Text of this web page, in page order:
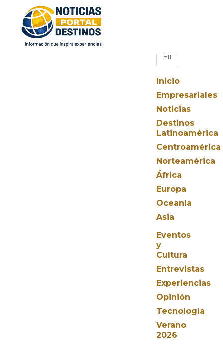
Inicio
Empresariales
Noticias
Destinos
Latinoamérica
Centroamérica
Norteamérica
África
Europa
Oceanía
Asia
Eventos
y
Cultura
Entrevistas
Experiencias
Opinión
Tecnología
Verano
2026